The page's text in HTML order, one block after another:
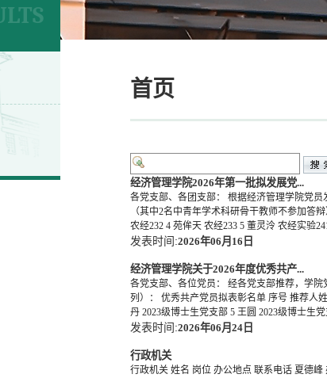
首页
经济管理学院2026年第一批拟发展党...
各党支部、各团支部： 根据经济管理学院党
（其中2名中青年学术科研骨干教师不参加答
农经232 4 苑侔天 农经233 5 董灵泠 农经实验
发表时间:2026年06月16日
经济管理学院关于2026年度优秀共产...
各党支部、各位党员： 经各党支部推荐，学
列）： 优秀共产党员拟表彰名单 序号 推荐人
丹 2023级博士生党支部 5 王圆 2023级博士生
发表时间:2026年06月24日
行政机关
行政机关 姓名 岗位 办公地点 联系电话 夏德峰